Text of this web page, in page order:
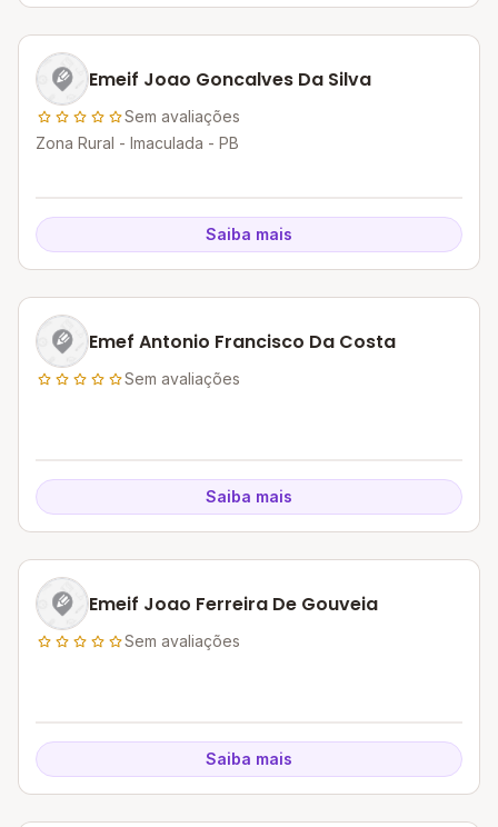
Emeif Joao Goncalves Da Silva
Sem avaliações
Zona Rural - Imaculada - PB
Saiba mais
Emef Antonio Francisco Da Costa
Sem avaliações
Saiba mais
Emeif Joao Ferreira De Gouveia
Sem avaliações
Saiba mais